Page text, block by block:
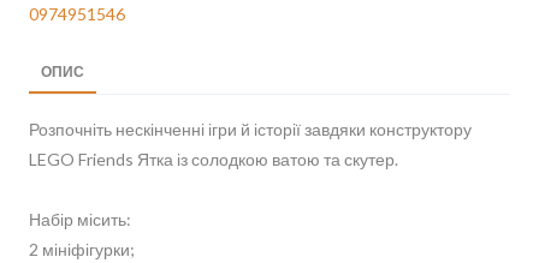
0974951546
ОПИС
Розпочніть нескінченні ігри й історії завдяки конструктору
LEGO Friends Ятка із солодкою ватою та скутер.
Набір місить:
2 мініфігурки;